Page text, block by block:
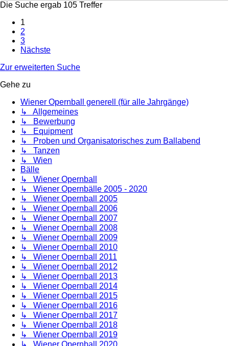
Die Suche ergab 105 Treffer
1
2
3
Nächste
Zur erweiterten Suche
Gehe zu
Wiener Opernball generell (für alle Jahrgänge)
↳ Allgemeines
↳ Bewerbung
↳ Equipment
↳ Proben und Organisatorisches zum Ballabend
↳ Tanzen
↳ Wien
Bälle
↳ Wiener Opernball
↳ Wiener Opernbälle 2005 - 2020
↳ Wiener Opernball 2005
↳ Wiener Opernball 2006
↳ Wiener Opernball 2007
↳ Wiener Opernball 2008
↳ Wiener Opernball 2009
↳ Wiener Opernball 2010
↳ Wiener Opernball 2011
↳ Wiener Opernball 2012
↳ Wiener Opernball 2013
↳ Wiener Opernball 2014
↳ Wiener Opernball 2015
↳ Wiener Opernball 2016
↳ Wiener Opernball 2017
↳ Wiener Opernball 2018
↳ Wiener Opernball 2019